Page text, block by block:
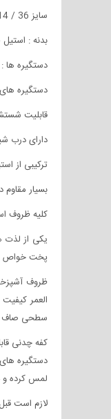
سایز 36 / 14 لیتر
بدنه : استیل
دستگیره ها :
دستگیره
قابلیت
دارای درب
ترکیبی از
بسیار مقاوم
کلیه ظروف استیل سافینوکس با کف ۳ لایه (چدن) و طراحی ویژه
یکی از لذت
پخت خواص
سطحی صاف
کفه چدنی
دستگیره
لمس کرده و
لازم است